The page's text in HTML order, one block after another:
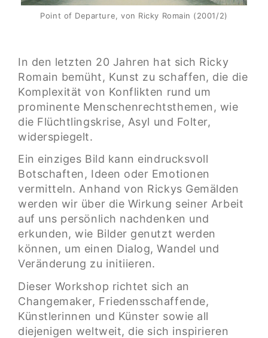
Point of Departure, von Ricky Romain (2001/2)
In den letzten 20 Jahren hat sich Ricky
Romain bemüht, Kunst zu schaffen, die die
Komplexität von Konflikten rund um
prominente Menschenrechtsthemen, wie
die Flüchtlingskrise, Asyl und Folter,
widerspiegelt.
Ein einziges Bild kann eindrucksvoll
Botschaften, Ideen oder Emotionen
vermitteln. Anhand von Rickys Gemälden
werden wir über die Wirkung seiner Arbeit
auf uns persönlich nachdenken und
erkunden, wie Bilder genutzt werden
können, um einen Dialog, Wandel und
Veränderung zu initiieren.
Dieser Workshop richtet sich an
Changemaker, Friedensschaffende,
Künstlerinnen und Künster sowie all
diejenigen weltweit, die sich inspirieren